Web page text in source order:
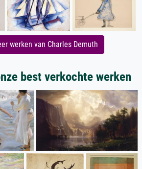
werken van Charles Demuth
best verkochte werken